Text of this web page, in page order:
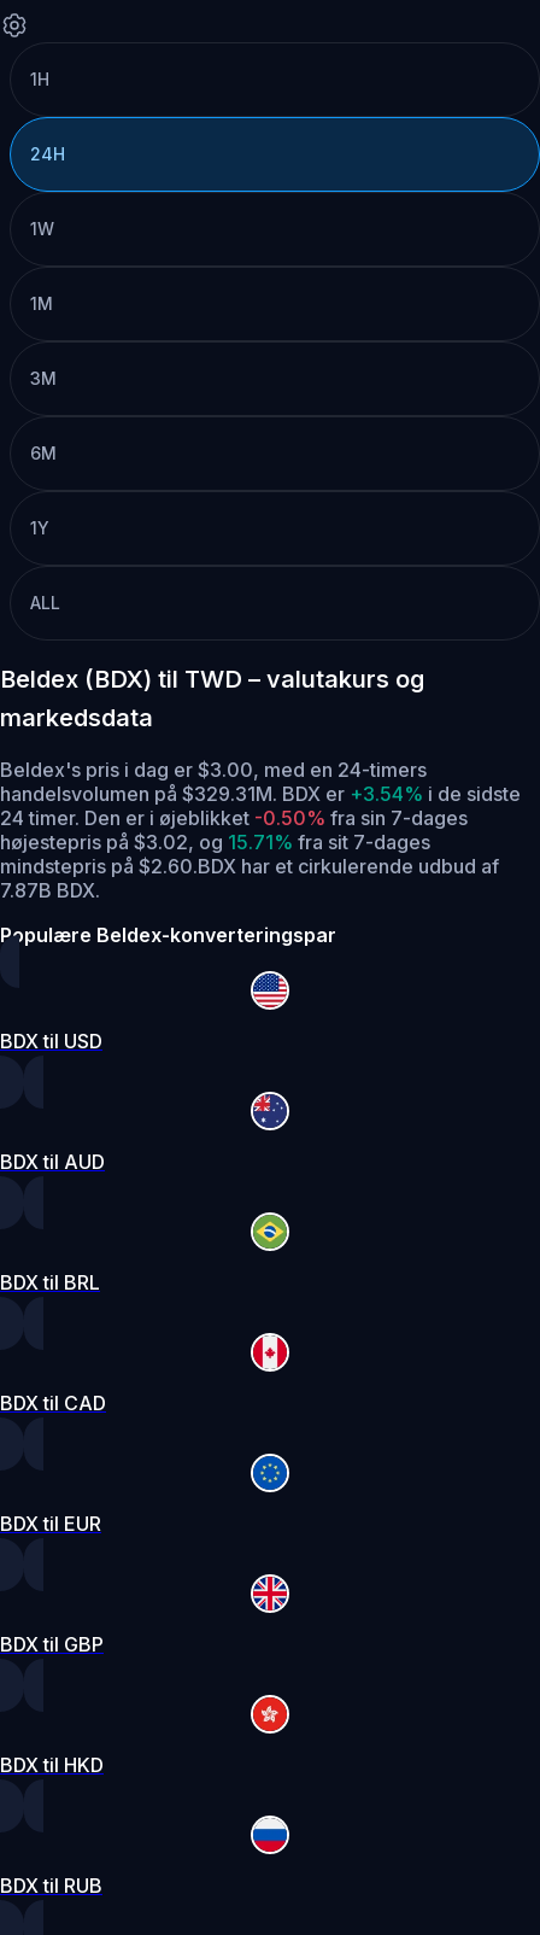
1H
24H
1W
1M
3M
6M
1Y
ALL
Beldex (BDX) til TWD – valutakurs og
markedsdata
Beldex's pris i dag er $3.00, med en 24-timers
handelsvolumen på $329.31M. BDX er +3.54% i de sidste
24 timer. Den er i øjeblikket -0.50% fra sin 7-dages
højestepris på $3.02, og 15.71% fra sit 7-dages
mindstepris på $2.60.BDX har et cirkulerende udbud af
7.87B BDX.
Populære Beldex-konverteringspar
BDX til USD
BDX til AUD
BDX til BRL
BDX til CAD
BDX til EUR
BDX til GBP
BDX til HKD
BDX til RUB